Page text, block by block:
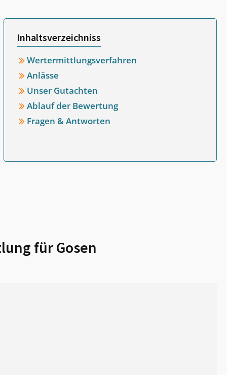
Inhaltsverzeichniss
Wertermittlungsverfahren
Anlässe
Unser Gutachten
Ablauf der Bewertung
Fragen & Antworten
fürGosen